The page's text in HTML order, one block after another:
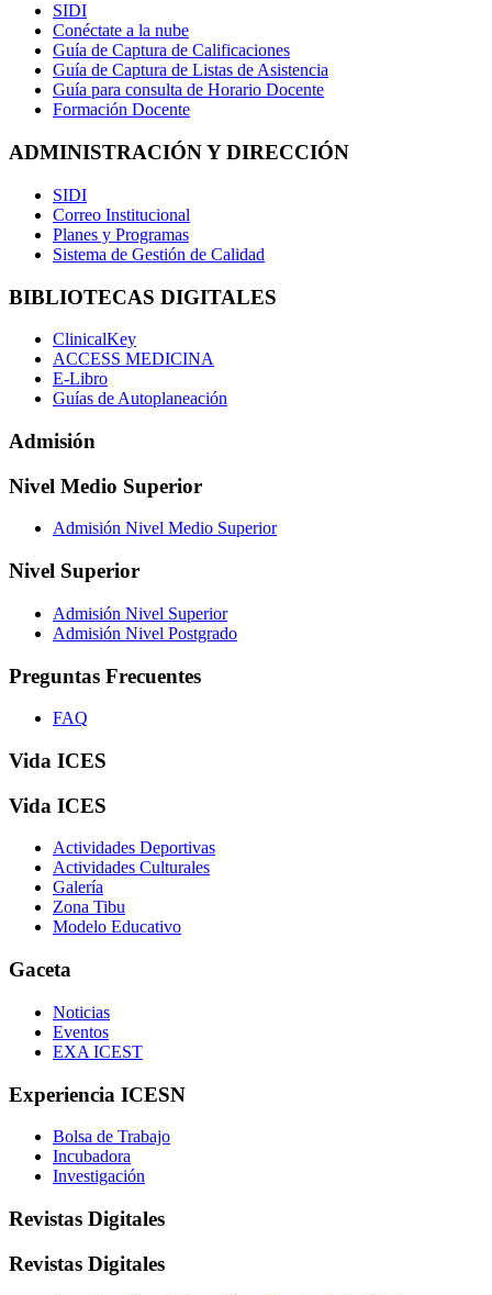
SIDI
Conéctate a la nube
Guía de Captura de Calificaciones
Guía de Captura de Listas de Asistencia
Guía para consulta de Horario Docente
Formación Docente
ADMINISTRACIÓN Y DIRECCIÓN
SIDI
Correo Institucional
Planes y Programas
Sistema de Gestión de Calidad
BIBLIOTECAS DIGITALES
ClinicalKey
ACCESS MEDICINA
E-Libro
Guías de Autoplaneación
Admisión
Nivel Medio Superior
Admisión Nivel Medio Superior
Nivel Superior
Admisión Nivel Superior
Admisión Nivel Postgrado
Preguntas Frecuentes
FAQ
Vida ICES
Vida ICES
Actividades Deportivas
Actividades Culturales
Galería
Zona Tibu
Modelo Educativo
Gaceta
Noticias
Eventos
EXA ICEST
Experiencia ICESN
Bolsa de Trabajo
Incubadora
Investigación
Revistas Digitales
Revistas Digitales